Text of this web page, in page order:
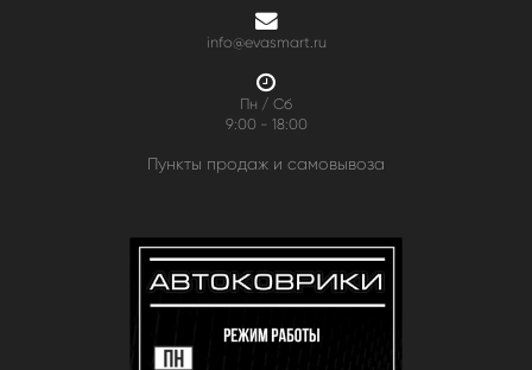
info@evasmart.ru
Пн / Сб
9:00 - 18:00
Пункты продаж и самовывоза